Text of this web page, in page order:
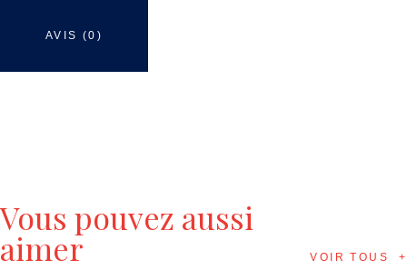
AVIS (0)
Vous pouvez aussi
aimer VOIR TOUS